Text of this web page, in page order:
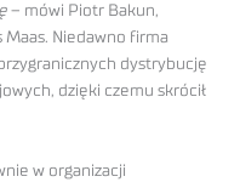
– mówi Piotr Bakun,
Niedawno firma
dystrybucję
dzięki czemu skrócił
w organizacji